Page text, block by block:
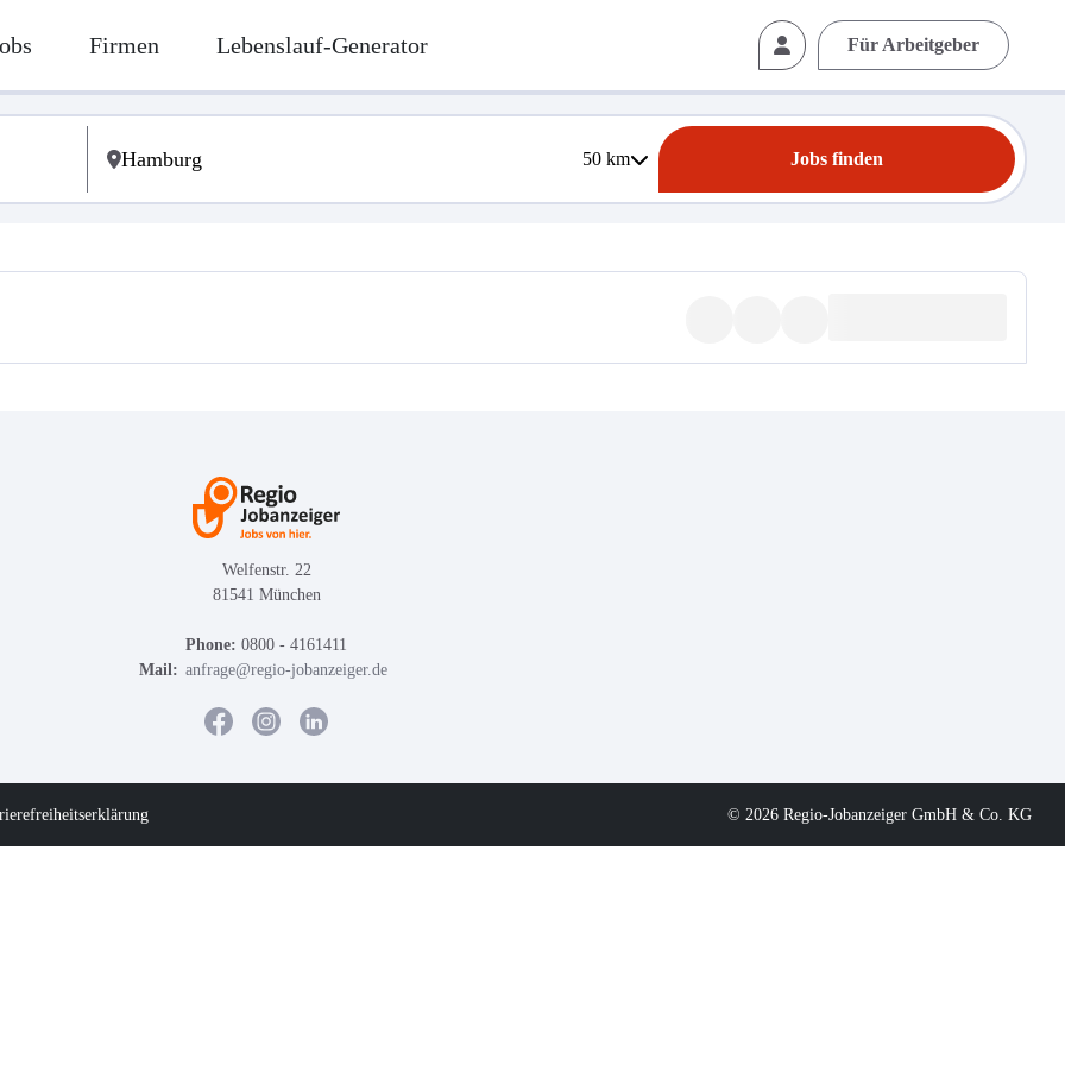
Firmen Lebenslauf-Generator Für Arbeitgeber
50km Jobs finden
Welfenstr. 22
81541 München
Phone: 0800 - 4161411
Mail: anfrage@regio-jobanzeiger.de
© 2026 Regio-Jobanzeiger GmbH & Co. KG